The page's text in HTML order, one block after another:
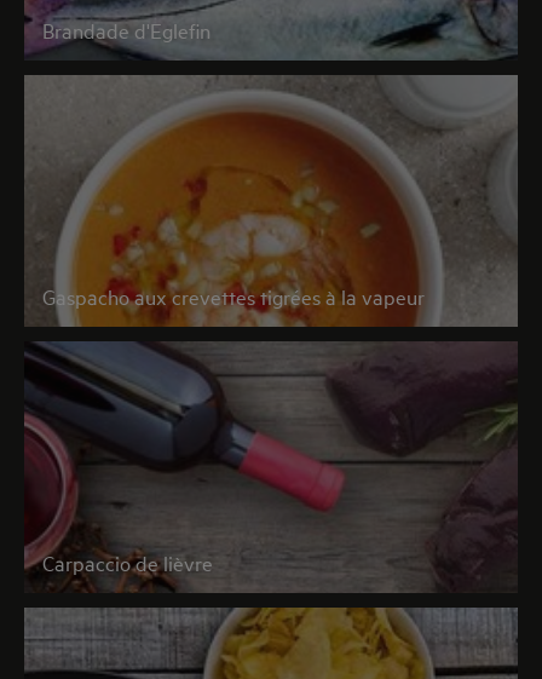
Brandade d'Eglefin
Gaspacho aux crevettes tigrées à la vapeur
Carpaccio de lièvre